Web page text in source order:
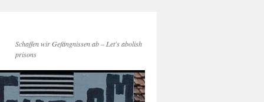
Schaffen wir Gefängnissen ab – Let's abolish
prisons